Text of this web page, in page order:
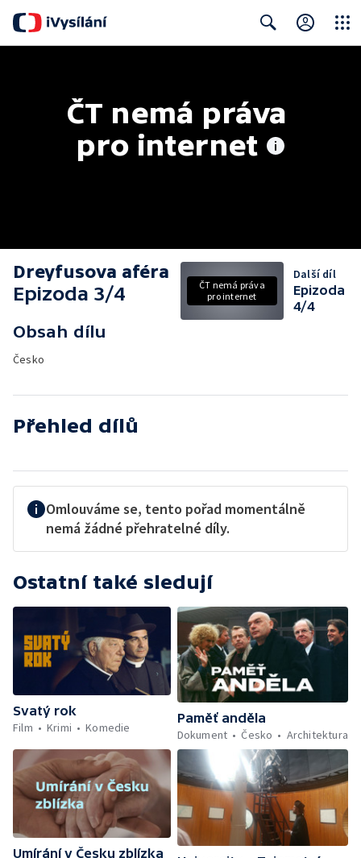
ČT nemá práva
pro internet
Dreyfusova aféra
Epizoda 3/4
Obsah dílu
Česko
ČT nemá práva
pro internet
Další díl
Epizoda
4/4
Přehled dílů
Omlouváme se, tento pořad momentálně
nemá žádné přehratelné díly.
Ostatní také sledují
Svatý rok
Film
Krimi Komedie
Paměť anděla
Dokument
Česko Architektura
Umírání v Česku zblízka